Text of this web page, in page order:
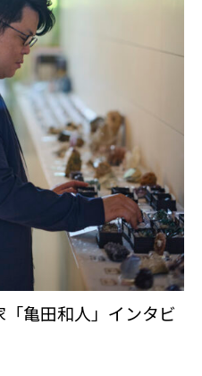
亀田和人」インタビ